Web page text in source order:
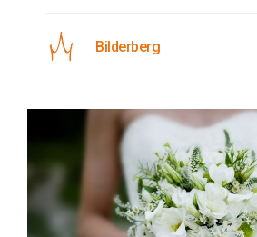
Bilderberg